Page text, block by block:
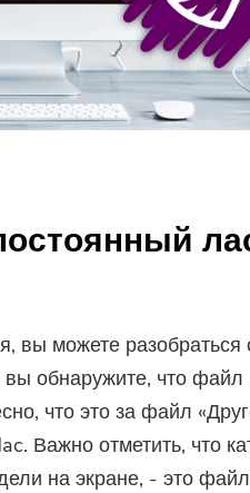
вы можете разобраться
обнаружите, что файл
что это за файл
Важно отметить, что
на экране, - это